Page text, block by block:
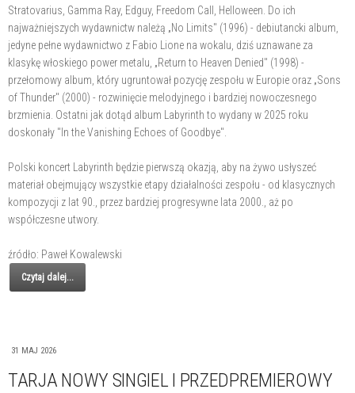
Stratovarius, Gamma Ray, Edguy, Freedom Call, Helloween. Do ich
najważniejszych wydawnictw należą „No Limits" (1996) - debiutancki album,
jedyne pełne wydawnictwo z Fabio Lione na wokalu, dziś uznawane za
klasykę włoskiego power metalu, „Return to Heaven Denied" (1998) -
przełomowy album, który ugruntował pozycję zespołu w Europie oraz „Sons
of Thunder" (2000) - rozwinięcie melodyjnego i bardziej nowoczesnego
brzmienia. Ostatni jak dotąd album Labyrinth to wydany w 2025 roku
doskonały "In the Vanishing Echoes of Goodbye".
Polski koncert Labyrinth będzie pierwszą okazją, aby na żywo usłyszeć
materiał obejmujący wszystkie etapy działalności zespołu - od klasycznych
kompozycji z lat 90., przez bardziej progresywne lata 2000., aż po
współczesne utwory.
źródło: Paweł Kowalewski
Czytaj dalej...
31 MAJ 2026
TARJA NOWY SINGIEL I PRZEDPREMIEROWY